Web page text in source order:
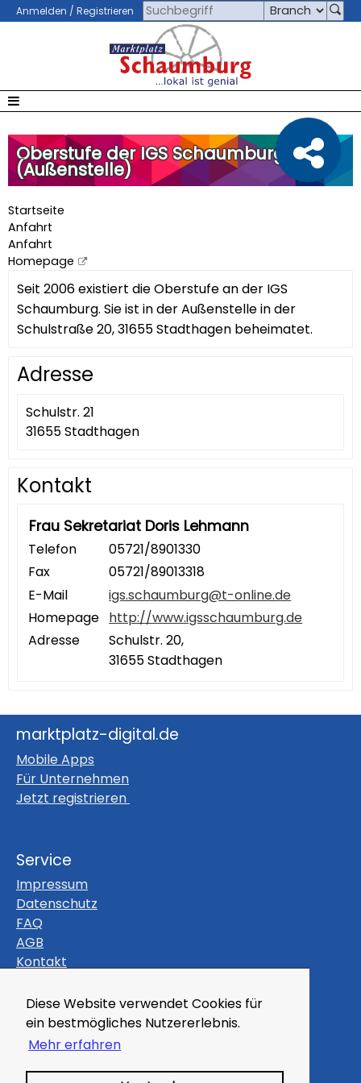
Diese Website verwendet Cookies für
ein bestmögliches Nutzererlebnis.
Mehr erfahren
Anmelden / Registrieren
Oberstufe der IGS Schaumburg
(Außenstelle)
Startseite
Anfahrt
Anfahrt
Homepage
Seit 2006 existiert die Oberstufe an der IGS
Schaumburg. Sie ist in der Außenstelle in der
Schulstraße 20, 31655 Stadthagen beheimatet.
Adresse
Schulstr. 21
31655 Stadthagen
Kontakt
Frau Sekretariat Doris Lehmann
Telefon
05721/8901330
Fax
05721/89013318
E-Mail
igs.schaumburg@t-online.de
Homepage http://www.igsschaumburg.de
Adresse
Schulstr. 20,
31655 Stadthagen
marktplatz-digital.de
Mobile Apps
Für Unternehmen
Jetzt registrieren
Service
Impressum
Datenschutz
FAQ
AGB
Kontakt
Themen
Gutscheine
Veranstaltungen